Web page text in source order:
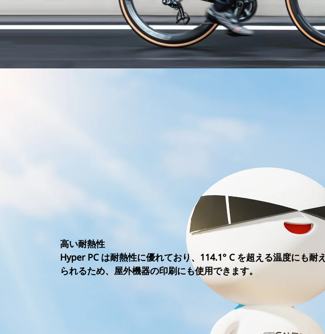
高い耐熱性
Hyper PC は耐熱性に優れており、114.1° C を超える温度にも耐え
られるため、屋外機器の印刷にも使用できます。